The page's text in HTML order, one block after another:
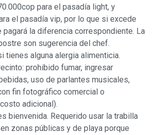
para el pasadía light, y
el pasadía vip, por lo que si excede
la diferencia correspondiente. La
son sugerencia del chef.
tienes alguna alergia alimenticia.
prohibido fumar, ingresar
uso de parlantes musicales,
fin fotográfico comercial o
adicional).
bienvenida. Requerido usar la trabilla
zonas públicas y de playa porque